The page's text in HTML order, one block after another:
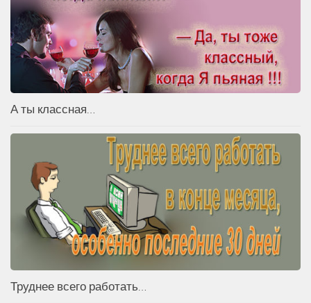
А ты классная…
Труднее всего работать…